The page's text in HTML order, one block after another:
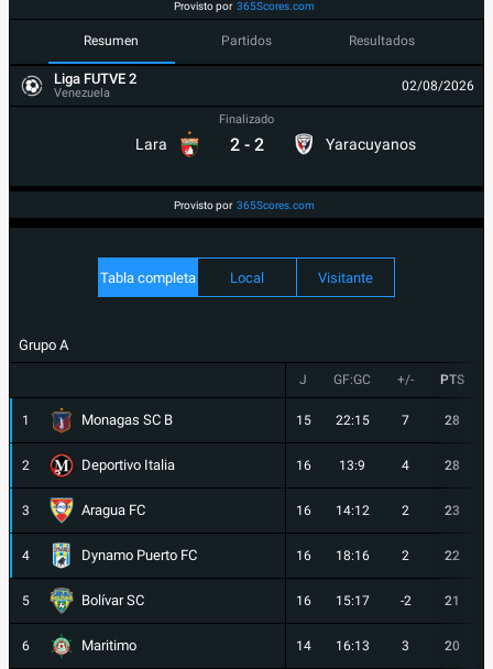
Provisto por 365Scores.com
Resumen Partidos Resultados
Liga FUTVE 2
Venezuela 02/08/2026
Lara
Finalizado
2 - 2 Yaracuyanos
Provisto por 365Scores.com
Tabla completa Local Visitante
Grupo A
J GF:GC +/- PTS
1 Monagas SC B 15 22:15 7 28
2 Deportivo Italia 16 13:9 4 28
3 Aragua FC 16 14:12 2 23
4 Dynamo Puerto FC 16 18:16 2 22
5 Bolívar SC 16 15:17 -2 21
6 Maritimo 14 16:13 3 20